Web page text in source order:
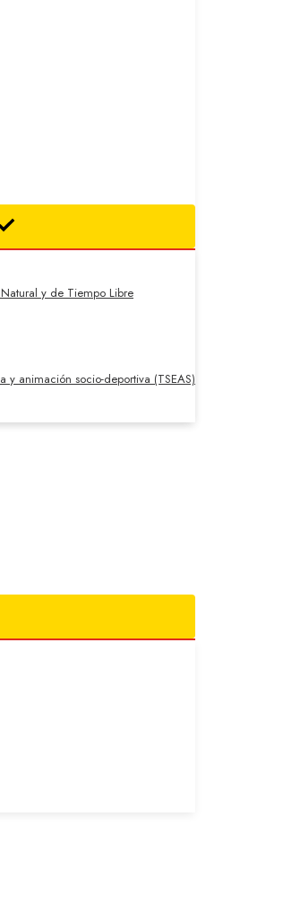
y de Tiempo Libre
y animación socio-deportiva (TSEAS)